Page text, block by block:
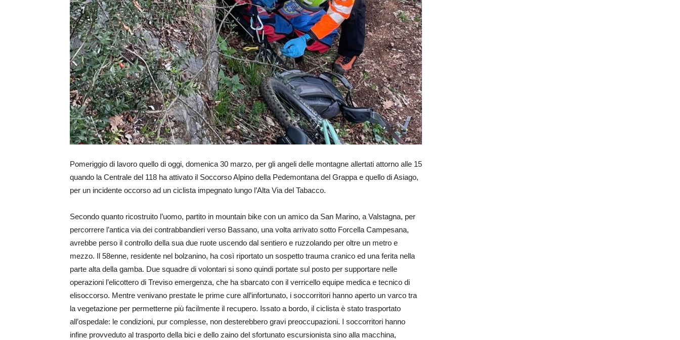
Pomeriggio di lavoro quello di oggi, domenica 30 marzo, per gli angeli delle montagne allertati attorno alle 15
quando la Centrale del 118 ha attivato il Soccorso Alpino della Pedemontana del Grappa e quello di Asiago,
per un incidente occorso ad un ciclista impegnato lungo l’Alta Via del Tabacco.
Secondo quanto ricostruito l’uomo, partito in mountain bike con un amico da San Marino, a Valstagna, per
percorrere l’antica via dei contrabbandieri verso Bassano, una volta arrivato sotto Forcella Campesana,
avrebbe perso il controllo della sua due ruote uscendo dal sentiero e ruzzolando per oltre un metro e
mezzo. Il 58enne, residente nel bolzanino, ha così riportato un sospetto trauma cranico ed una ferita nella
parte alta della gamba. Due squadre di volontari si sono quindi portate sul posto per supportare nelle
operazioni l’elicottero di Treviso emergenza, che ha sbarcato con il verricello equipe medica e tecnico di
elisoccorso. Mentre venivano prestate le prime cure all’infortunato, i soccorritori hanno aperto un varco tra
la vegetazione per permetterne più facilmente il recupero. Issato a bordo, il ciclista è stato trasportato
all’ospedale: le condizioni, pur complesse, non desterebbero gravi preoccupazioni. I soccorritori hanno
infine provveduto al trasporto della bici e dello zaino del sfortunato escursionista sino alla macchina,